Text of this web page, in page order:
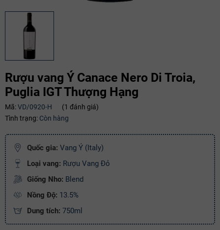
Rượu vang Ý Canace Nero Di Troia,
Puglia IGT Thượng Hạng
Mã:VD/0920-H
(1 đánh giá)
Tình trạng: Còn hàng
Quốc gia: Vang Ý (Italy)
Loại vang: Rượu Vang Đỏ
Giống Nho: Blend
Nồng Độ: 13.5%
Dung tích: 750ml
Mã giảm giá:
Ngày hết hạn:
Điều kiện:
Copy mã và nhập mã ở trang